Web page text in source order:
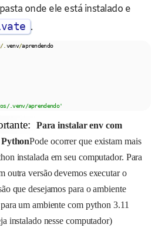
onde ele está instalado e
.
/. venv/aprendendo
.venv/aprendendo'
Para instalar env com
PythonPode ocorrer que existam mais
instalada em seu computador. Para
outra versão devemos executar o
que desejamos para o ambiente
um ambiente com python 3.11
instalado nesse computador)